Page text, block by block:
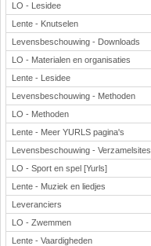
LO - Lesidee
Lente - Knutselen
Levensbeschouwing - Downloads
LO - Materialen en organisaties
Lente - Lesidee
Levensbeschouwing - Methoden
LO - Methoden
Lente - Meer YURLS pagina's
Levensbeschouwing - Verzamelsites
LO - Sport en spel [Yurls]
Lente - Muziek en liedjes
Leveranciers
LO - Zwemmen
Lente - Vaardigheden